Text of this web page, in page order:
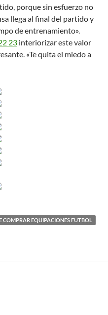
porque sin esfuerzo no
llega al final del partido y
de entrenamiento».
23 interiorizar este valor
«Te quita el miedo a
COMPRAR EQUIPACIONES FUTBOL